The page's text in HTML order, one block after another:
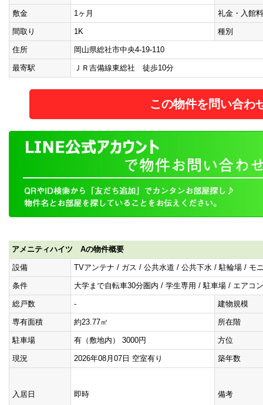
敷金 1ヶ月 礼金・入館料
間取り 1K 種別
住所 岡山県総社市中央4-19-110
最寄駅 ＪＲ吉備線東総社 徒歩10分
この物件を問い合わ
アメニティハイツ Aの物件概要
設備 TVアンテナ / ガス / 公共水道 / 公共下水 / 駐輪場 / モ
条件 大学まで自転車30分圏内 / 学生専用 / 駐車場 / エアコン
総戸数 - 建物規模
専有面積 約23.77㎡ 所在階
駐車場 有（敷地内） 3000円 方位
現況 2026年08月07日 空室有り 築年数
入居日 即時 備考